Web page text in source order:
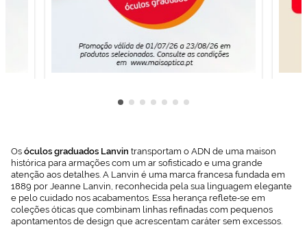
Os óculos graduados Lanvin transportam o ADN de uma maison
histórica para armações com um ar sofisticado e uma grande
atenção aos detalhes. A Lanvin é uma marca francesa fundada em
1889 por Jeanne Lanvin, reconhecida pela sua linguagem elegante
e pelo cuidado nos acabamentos. Essa herança reflete‑se em
coleções óticas que combinam linhas refinadas com pequenos
apontamentos de design que acrescentam caráter sem excessos.